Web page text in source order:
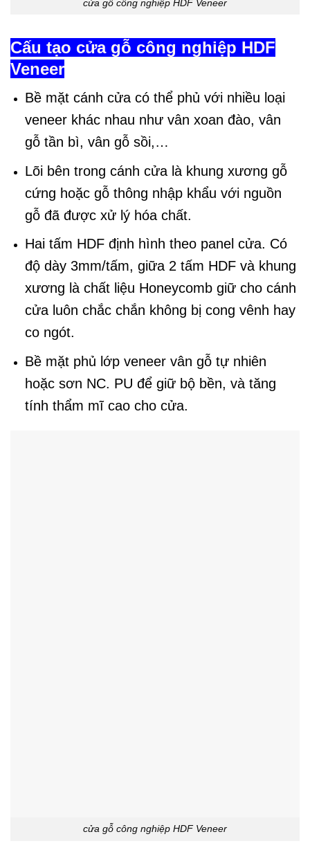
cửa gỗ công nghiệp HDF Veneer
Cấu tạo cửa gỗ công nghiệp HDF
Veneer
Bề mặt cánh cửa có thể phủ với nhiều loại
veneer khác nhau như vân xoan đào, vân
gỗ tần bì, vân gỗ sồi,…
Lõi bên trong cánh cửa là khung xương gỗ
cứng hoặc gỗ thông nhập khẩu với nguồn
gỗ đã được xử lý hóa chất.
Hai tấm HDF định hình theo panel cửa. Có
độ dày 3mm/tấm, giữa 2 tấm HDF và khung
xương là chất liệu Honeycomb giữ cho cánh
cửa luôn chắc chắn không bị cong vênh hay
co ngót.
Bề mặt phủ lớp veneer vân gỗ tự nhiên
hoặc sơn NC. PU để giữ bộ bền, và tăng
tính thẩm mĩ cao cho cửa.
cửa gỗ công nghiệp HDF Veneer